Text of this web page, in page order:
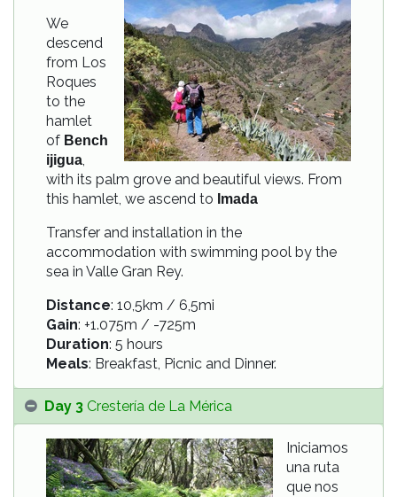
We
descend
from Los
Roques
to the
hamlet
of Bench
ijigua,
with its palm grove and beautiful views. From
this hamlet, we ascend to Imada
Transfer and installation in the
accommodation with swimming pool by the
sea in Valle Gran Rey.
Distance: 10,5km / 6,5mi
Gain: +1.075m / -725m
Duration: 5 hours
Meals: Breakfast, Picnic and Dinner.
Day 3 Crestería de La Mérica
Iniciamos
una ruta
que nos